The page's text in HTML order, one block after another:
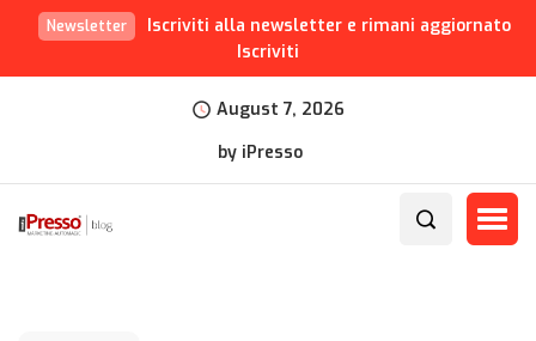
Newsletter
Iscriviti alla newsletter e rimani aggiornato
Iscriviti
August 7, 2026
by iPresso